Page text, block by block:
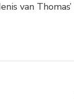
van Thomas’